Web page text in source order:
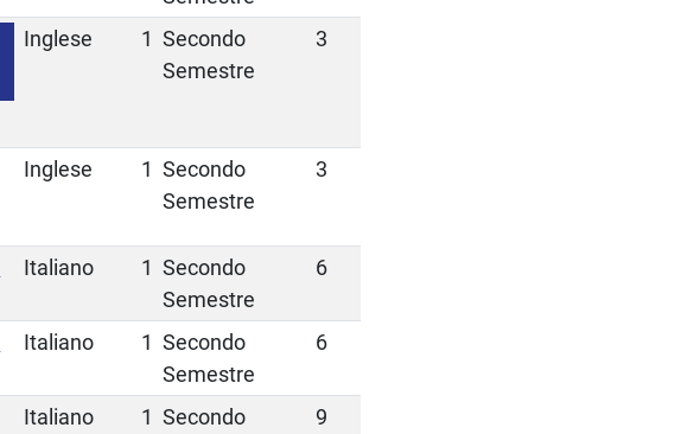
Inglese 1 Secondo
Semestre
3
Inglese 1 Secondo
Semestre
3
Italiano 1 Secondo
Semestre
6
Italiano 1 Secondo
Semestre
6
Italiano 1 Secondo
9